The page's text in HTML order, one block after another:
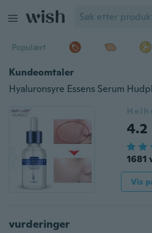
Populært
Kundeomtaler
4.2
1681
Vis
vurderinger